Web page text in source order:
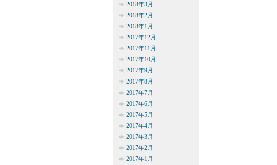
2018年3月
2018年2月
2018年1月
2017年12月
2017年11月
2017年10月
2017年9月
2017年8月
2017年7月
2017年6月
2017年5月
2017年4月
2017年3月
2017年2月
2017年1月